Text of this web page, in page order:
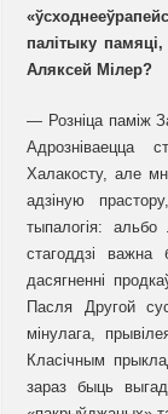
палітыку
Аляксей Мілер?
— Розніца паміж
Адрозніваецца
Халакосту, але
адзіную
тыпалогія:
стагоддзі важна
дасягненні
Пасля Другой
мінулага,
Класічным
зараз быць